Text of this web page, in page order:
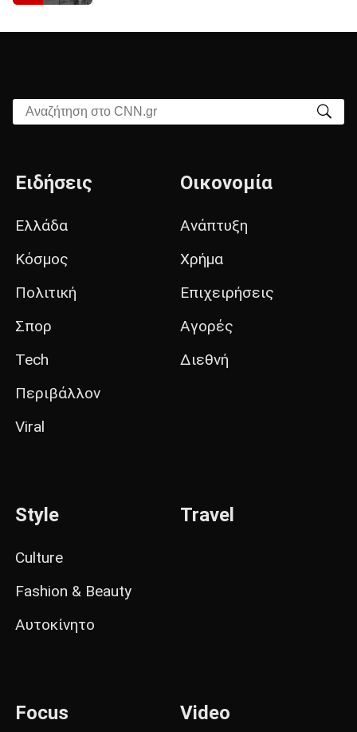
Αναζήτηση στο CNN.gr
Ειδήσεις
Ελλάδα
Κόσμος
Πολιτική
Σπορ
Tech
Περιβάλλον
Viral
Οικονομία
Ανάπτυξη
Χρήμα
Επιχειρήσεις
Αγορές
Διεθνή
Style
Culture
Fashion & Beauty
Αυτοκίνητο
Travel
Focus Video